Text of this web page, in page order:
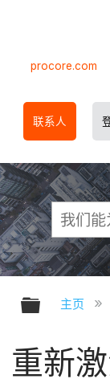
procore.com
联系人
扩展/
主页
重新